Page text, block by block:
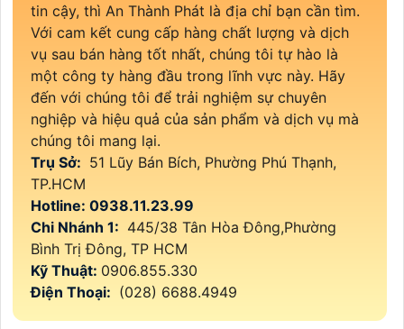
tin cậy, thì An Thành Phát là địa chỉ bạn cần tìm.
Với cam kết cung cấp hàng chất lượng và dịch
vụ sau bán hàng tốt nhất, chúng tôi tự hào là
một công ty hàng đầu trong lĩnh vực này. Hãy
đến với chúng tôi để trải nghiệm sự chuyên
nghiệp và hiệu quả của sản phẩm và dịch vụ mà
chúng tôi mang lại.
Trụ Sở: 51 Lũy Bán Bích, Phường Phú Thạnh,
TP.HCM
Hotline: 0938.11.23.99
Chi Nhánh 1: 445/38 Tân Hòa Đông,Phường
Bình Trị Đông, TP HCM
Kỹ Thuật: 0906.855.330
Điện Thoại: (028) 6688.4949